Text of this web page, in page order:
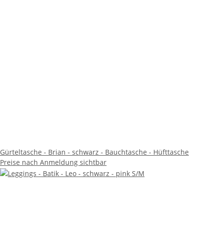
Gürteltasche - Brian - schwarz - Bauchtasche - Hüfttasche
Preise nach Anmeldung sichtbar